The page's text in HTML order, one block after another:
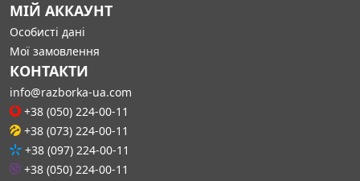
МІЙ АККАУНТ
Особисті дані
Мої замовлення
КОНТАКТИ
info@razborka-ua.com
+38 (050) 224-00-11
+38 (073) 224-00-11
+38 (097) 224-00-11
+38 (050) 224-00-11